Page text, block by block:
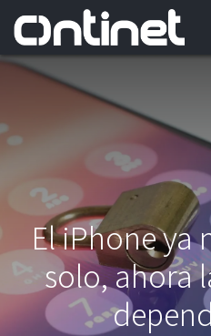
El iPhone ya
solo, ahora